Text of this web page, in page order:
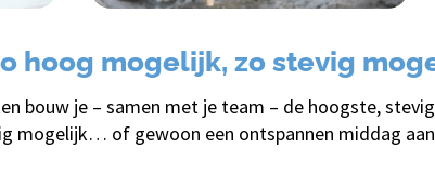
hoog mogelijk, zo stevig
bouw je – samen met je team – de hoogste,
mogelijk… of gewoon een ontspannen middag aan